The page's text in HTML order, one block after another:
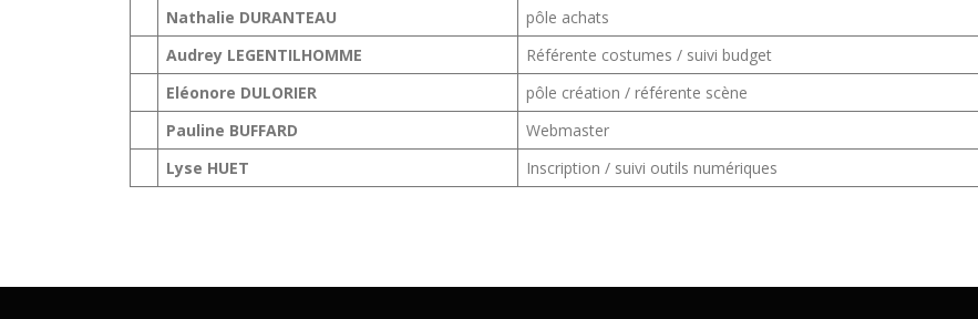
Nathalie DURANTEAU
pôle achats
Audrey LEGENTILHOMME
Référente costumes / suivi budget
Eléonore DULORIER
pôle création / référente scène
Pauline BUFFARD
Webmaster
Lyse HUET
Inscription / suivi outils numériques